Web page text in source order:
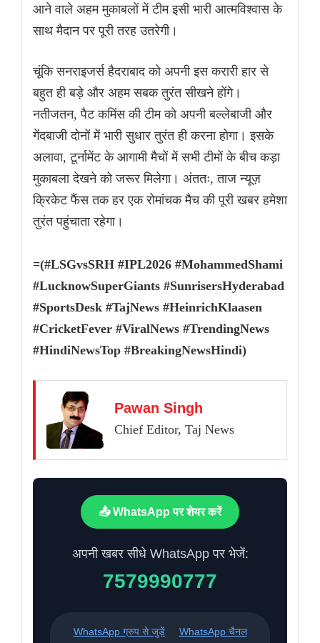
आने वाले अहम मुकाबलों में टीम इसी भारी आत्मविश्वास के
साथ मैदान पर पूरी तरह उतरेगी।
चूंकि सनराइजर्स हैदराबाद को अपनी इस करारी हार से
बहुत ही बड़े और अहम सबक तुरंत सीखने होंगे।
नतीजतन, पैट कमिंस की टीम को अपनी बल्लेबाजी और
गेंदबाजी दोनों में भारी सुधार तुरंत ही करना होगा। इसके
अलावा, टूर्नामेंट के आगामी मैचों में सभी टीमों के बीच कड़ा
मुकाबला देखने को जरूर मिलेगा। अंततः, ताज न्यूज़
क्रिकेट फैंस तक हर एक रोमांचक मैच की पूरी खबर हमेशा
तुरंत पहुंचाता रहेगा।
=(#LSGvsSRH #IPL2026 #MohammedShami
#LucknowSuperGiants #SunrisersHyderabad
#SportsDesk #TajNews #HeinrichKlaasen
#CricketFever #ViralNews #TrendingNews
#HindiNewsTop #BreakingNewsHindi)
Pawan Singh
Chief Editor, Taj News
📤 WhatsApp पर शेयर करें
अपनी खबर सीधे WhatsApp पर भेजें:
7579990777
WhatsApp ग्रुप से जुड़ें
WhatsApp चैनल